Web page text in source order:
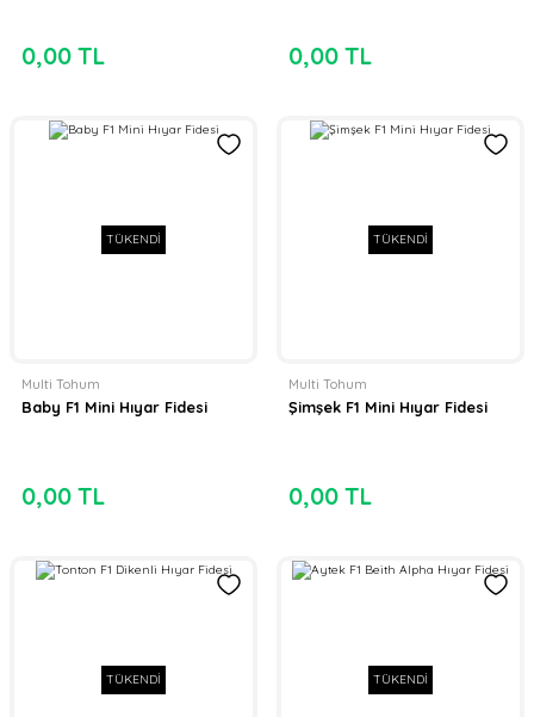
0,00 TL 0,00 TL
TÜKENDİ
Multi Tohum
Baby F1 Mini Hıyar Fidesi
0,00 TL
TÜKENDİ
Multi Tohum
Şimşek F1 Mini Hıyar Fidesi
0,00 TL
TÜKENDİ TÜKENDİ